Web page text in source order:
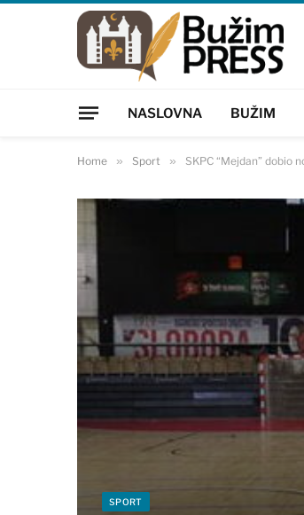
NASLOVNA BUŽIM
Home » Sport » SKPC “Mejdan” dobio
SPORT